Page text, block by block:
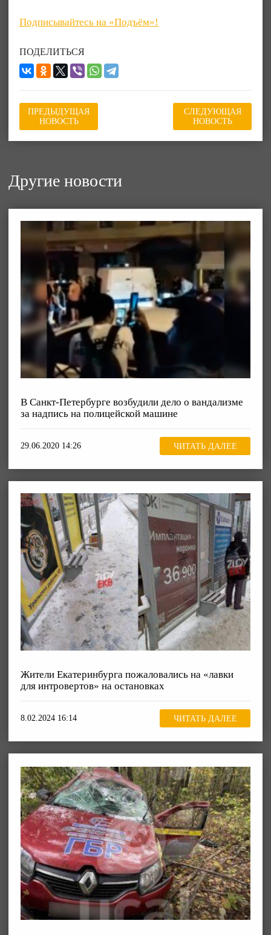
Подписывайтесь на «Подъём»!
ПОДЕЛИТЬСЯ
ПРЕДЫДУЩАЯ
НОВОСТЬ
СЛЕДУЮЩАЯ
НОВОСТЬ
Другие новости
В Санкт-Петербурге возбудили дело о вандализме
за надпись на полицейской машине
29.06.2020 14:26 ЧИТАТЬ ДАЛЕЕ
Жители Екатеринбурга пожаловались на «лавки
для интровертов» на остановках
8.02.2024 16:14 ЧИТАТЬ ДАЛЕЕ